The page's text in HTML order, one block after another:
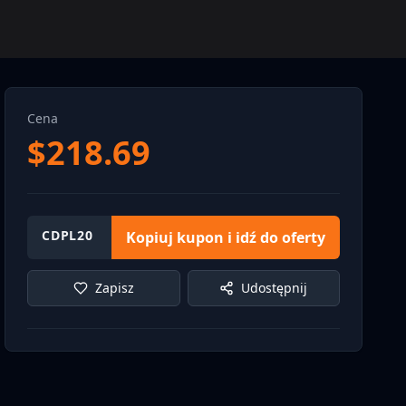
Cena
$218.69
CDPL20 Kopiuj kupon i idź do oferty
Zapisz Udostępnij